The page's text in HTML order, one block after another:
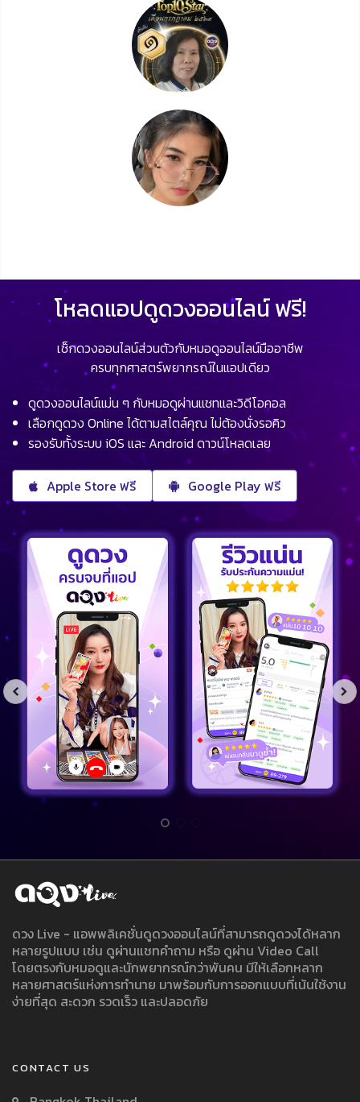
โหลดแอปดูดวงออนไลน์ ฟรี!
เช็กดวงออนไลน์ส่วนตัวกับหมอดูออนไลน์มืออาชีพ
ครบทุกศาสตร์พยากรณ์ในแอปเดียว
ดูดวงออนไลน์แม่น ๆ กับหมอดูผ่านแชทและวิดีโอคอล
เลือกดูดวง Online ได้ตามสไตล์คุณ ไม่ต้องนั่งรอคิว
รองรับทั้งระบบ iOS และ Android ดาวน์โหลดเลย
Apple Store ฟรี Google Play ฟรี
ดวง Live - แอพพลิเคชั่นดูดวงออนไลน์ที่สามารถดูดวงได้หลาก
หลายรูปแบบ เช่น ดูผ่านแชทคำถาม หรือ ดูผ่าน Video Call
โดยตรงกับหมอดูและนักพยากรณ์กว่าพันคน มีให้เลือกหลาก
หลายศาสตร์แห่งการทำนาย มาพร้อมกับการออกแบบที่เน้นใช้งาน
ง่ายที่สุด สะดวก รวดเร็ว และปลอดภัย
CONTACT US